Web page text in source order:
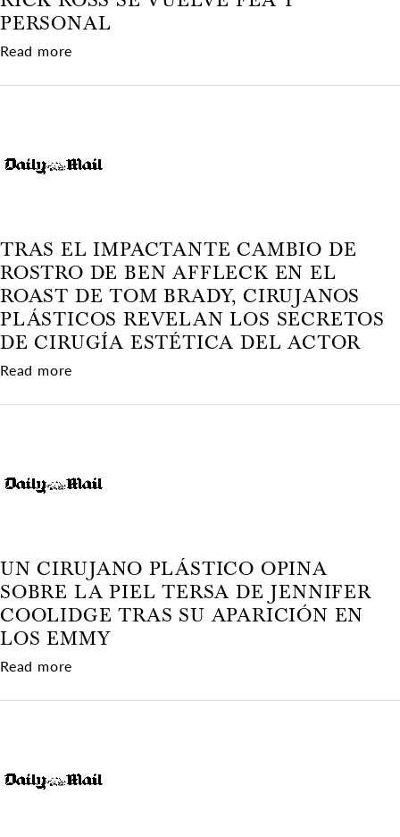
PERSONAL
Read more
TRAS EL IMPACTANTE CAMBIO DE
ROSTRO DE BEN AFFLECK EN EL
ROAST DE TOM BRADY, CIRUJANOS
PLÁSTICOS REVELAN LOS SECRETOS
DE CIRUGÍA ESTÉTICA DEL ACTOR
Read more
UN CIRUJANO PLÁSTICO OPINA
SOBRE LA PIEL TERSA DE JENNIFER
COOLIDGE TRAS SU APARICIÓN EN
LOS EMMY
Read more